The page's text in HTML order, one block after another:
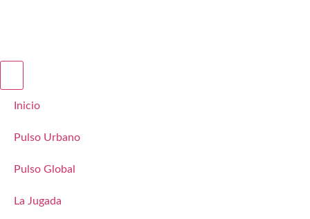
Inicio
Pulso Urbano
Pulso Global
La Jugada